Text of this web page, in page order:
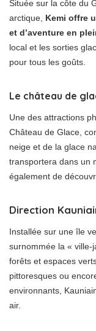
Située sur la côte du
arctique, Kemi offre
et d’aventure en
local et les sorties
pour tous les goûts.
Le château de
Une des attractions
Château de Glace,
neige et de la glace
transportera dans un
également de
Direction
Installée sur une île
surnommée la « ville-
forêts et espaces
pittoresques ou
environnants,
air.